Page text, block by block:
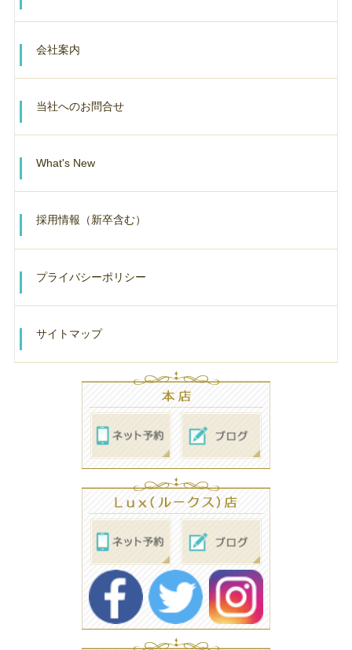
会社案内
当社へのお問合せ
What's New
採用情報（新卒含む）
プライバシーポリシー
サイトマップ